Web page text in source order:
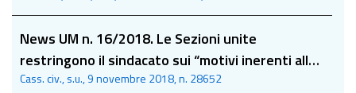
News UM n. 16/2018. Le Sezioni unite
restringono il sindacato sui “motivi inerenti alla
giurisdizione” ex art. 111, comma 8, Cost.
Cass. civ., s.u., 9 novembre 2018, n. 28652